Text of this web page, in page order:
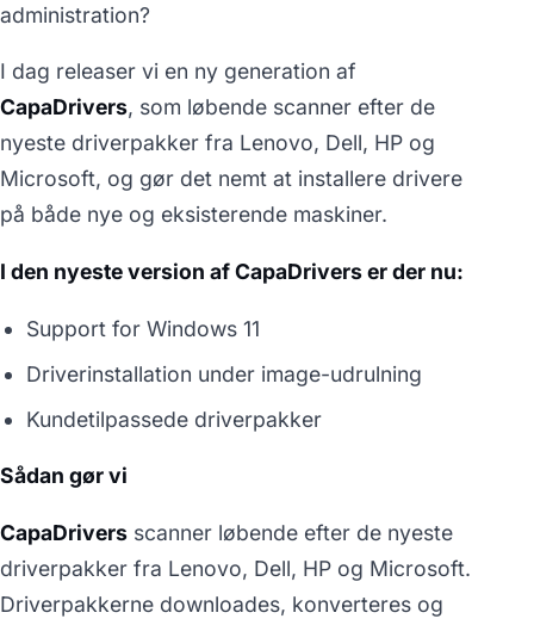
administration?
I dag releaser vi en ny generation af
CapaDrivers, som løbende scanner efter de
nyeste driverpakker fra Lenovo, Dell, HP og
Microsoft, og gør det nemt at installere drivere
på både nye og eksisterende maskiner.
I den nyeste version af CapaDrivers er der nu:
Support for Windows 11
Driverinstallation under image-udrulning
Kundetilpassede driverpakker
Sådan gør vi
CapaDrivers scanner løbende efter de nyeste
driverpakker fra Lenovo, Dell, HP og Microsoft.
Driverpakkerne downloades, konverteres og